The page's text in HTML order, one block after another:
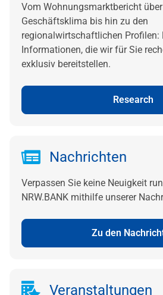
Vom Wohnungsmarktbericht
Geschäftsklima bis hin zu den
regionalwirtschaftlichen Profilen:
Informationen, die wir für Sie
exklusiv bereitstellen.
Research
Nachrichten
Verpassen Sie keine Neuigkeit
NRW.BANK mithilfe unserer
Zu den
Veranstaltungen